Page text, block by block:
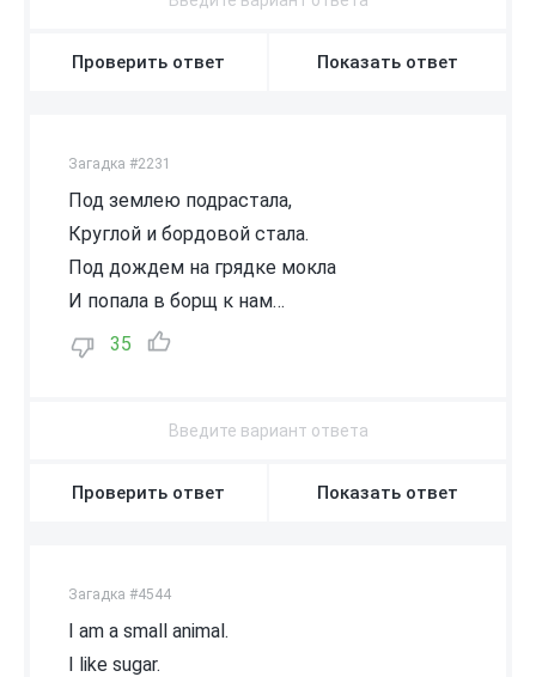
Проверить ответ Показать ответ
Загадка #2231
Под землею подрастала,
Круглой и бордовой стала.
Под дождем на грядке мокла
И попала в борщ к нам…
35
Проверить ответ Показать ответ
Загадка #4544
I am a small animal.
I like sugar.